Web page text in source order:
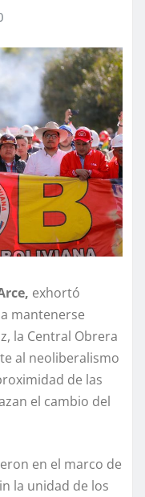
exhortó
mantenerse
la Central Obrera
al neoliberalismo
de las
el cambio del
en el marco de
la unidad de los